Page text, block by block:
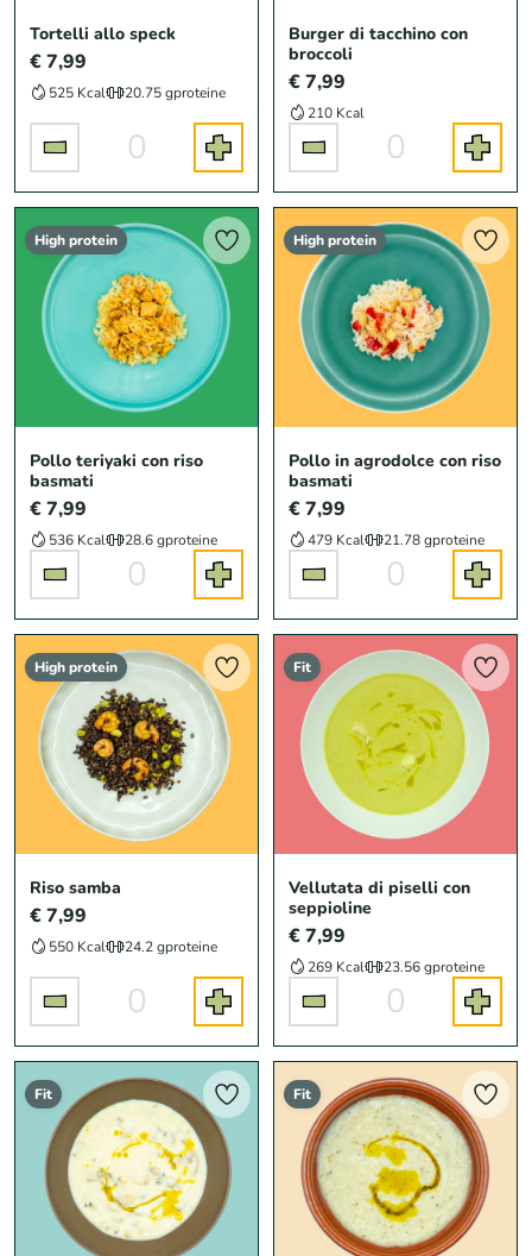
Tortelli allo speck
€ 7,99
525 Kcal 20.75 gproteine
0
Burger di tacchino con
broccoli
€ 7,99
210 Kcal
0
High protein
Pollo teriyaki con riso
basmati
€ 7,99
536 Kcal 28.6 gproteine
0
High protein
Pollo in agrodolce con riso
basmati
€ 7,99
479 Kcal 21.78 gproteine
0
High protein
Riso samba
€ 7,99
550 Kcal 24.2 gproteine
0
Fit
Vellutata di piselli con
seppioline
€ 7,99
269 Kcal 23.56 gproteine
0
Fit Fit